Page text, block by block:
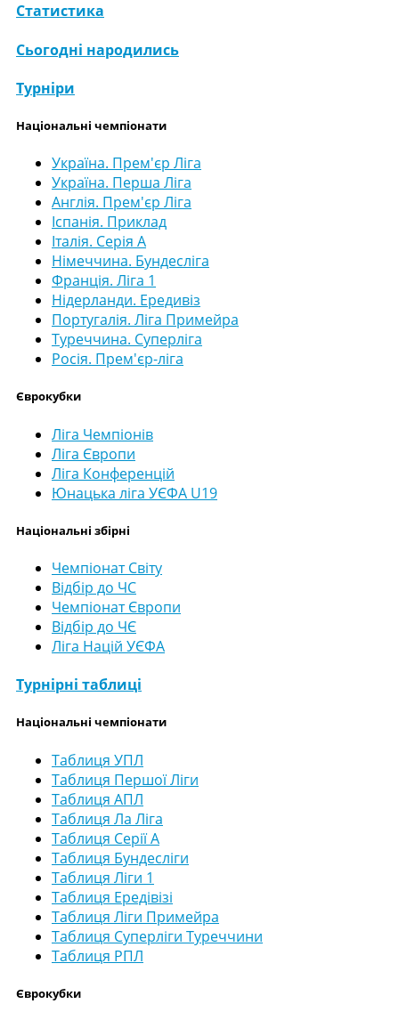
Статистика
Сьогодні народились
Турніри
Національні чемпіонати
Україна. Прем'єр Ліга
Україна. Перша Ліга
Англія. Прем'єр Ліга
Іспанія. Приклад
Італія. Серія А
Німеччина. Бундесліга
Франція. Ліга 1
Нідерланди. Ередивіз
Португалія. Ліга Примейра
Туреччина. Суперліга
Росія. Прем'єр-ліга
Єврокубки
Ліга Чемпіонів
Ліга Європи
Ліга Конференцій
Юнацька ліга УЄФА U19
Національні збірні
Чемпіонат Світу
Відбір до ЧС
Чемпіонат Європи
Відбір до ЧЄ
Ліга Націй УЄФА
Турнірні таблиці
Національні чемпіонати
Таблиця УПЛ
Таблиця Першої Ліги
Таблиця АПЛ
Таблиця Ла Ліга
Таблиця Серії А
Таблиця Бундесліги
Таблиця Ліги 1
Таблиця Ередівізі
Таблиця Ліги Примейра
Таблиця Суперліги Туреччини
Таблиця РПЛ
Єврокубки